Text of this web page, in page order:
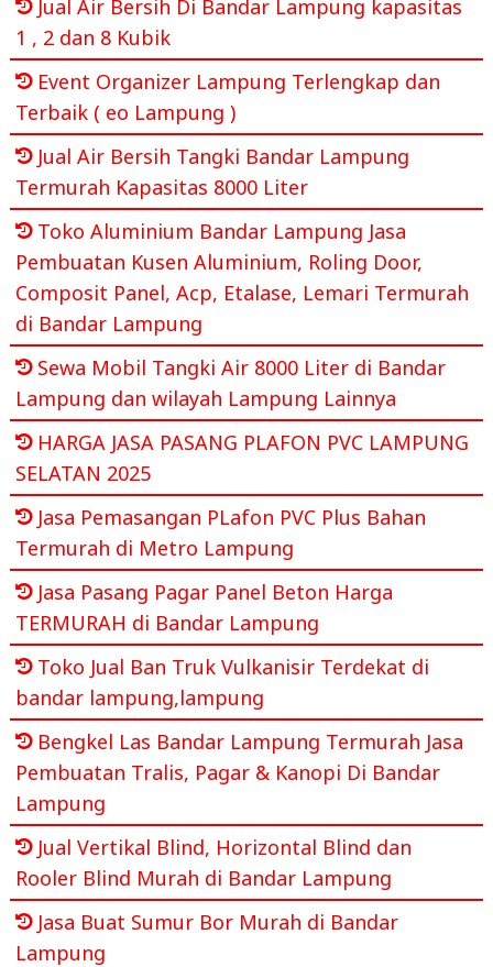
Jual Air Bersih Di Bandar Lampung kapasitas
1 , 2 dan 8 Kubik
Event Organizer Lampung Terlengkap dan
Terbaik ( eo Lampung )
Jual Air Bersih Tangki Bandar Lampung
Termurah Kapasitas 8000 Liter
Toko Aluminium Bandar Lampung Jasa
Pembuatan Kusen Aluminium, Roling Door,
Composit Panel, Acp, Etalase, Lemari Termurah
di Bandar Lampung
Sewa Mobil Tangki Air 8000 Liter di Bandar
Lampung dan wilayah Lampung Lainnya
HARGA JASA PASANG PLAFON PVC LAMPUNG
SELATAN 2025
Jasa Pemasangan PLafon PVC Plus Bahan
Termurah di Metro Lampung
Jasa Pasang Pagar Panel Beton Harga
TERMURAH di Bandar Lampung
Toko Jual Ban Truk Vulkanisir Terdekat di
bandar lampung,lampung
Bengkel Las Bandar Lampung Termurah Jasa
Pembuatan Tralis, Pagar & Kanopi Di Bandar
Lampung
Jual Vertikal Blind, Horizontal Blind dan
Rooler Blind Murah di Bandar Lampung
Jasa Buat Sumur Bor Murah di Bandar
Lampung